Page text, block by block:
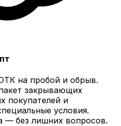
на пробой и обрыв.
закрывающих
покупателей и
условия.
— без лишних вопросов.